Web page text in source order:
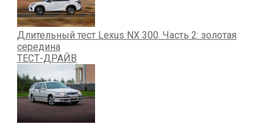
Длительный тест Lexus NX 300. Часть 2: золотая
середина
ТЕСТ-ДРАЙВ